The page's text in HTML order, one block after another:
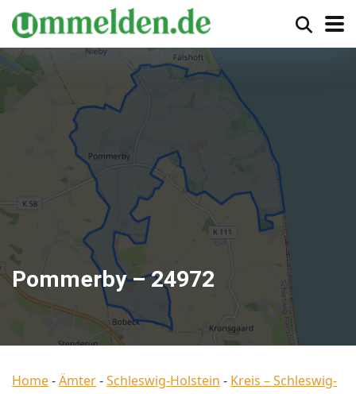
Pommerby – 24972
Home-Ämter-Schleswig-Holstein - Kreis – Schleswig-